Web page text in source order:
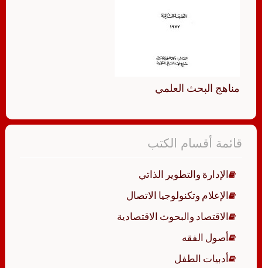
مناهج البحث العلمي
قائمة أقسام الكتب
الإدارة والتطوير الذاتي
الإعلام وتكنولوجيا الاتصال
الاقتصاد والبحوث الاقتصادية
أصول الفقه
أدبيات الطفل